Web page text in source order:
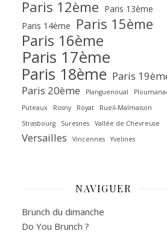
Paris 12ème Paris 13ème
Paris 14ème
Paris 15ème
Paris 16ème
Paris 17ème
Paris 18ème Paris
Paris 20ème
Planguenoual
Puteaux
Rosny Royat
Rueil-Malmaison
Strasbourg
Suresnes Vallée de Chevreuse‎
Versailles Vincennes Yvelines
NAVIGUER
Brunch du dimanche
Do You Brunch ?